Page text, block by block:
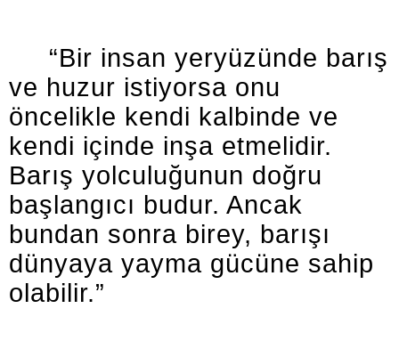
“Bir insan yeryüzünde barış
ve huzur istiyorsa onu
öncelikle kendi kalbinde ve
kendi içinde inşa etmelidir.
Barış yolculuğunun doğru
başlangıcı budur. Ancak
bundan sonra birey, barışı
dünyaya yayma gücüne sahip
olabilir.”